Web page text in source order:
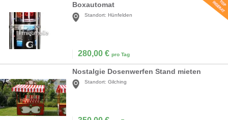
Boxautomat
Standort: Hünfelden
280,00 € pro Tag
Nostalgie Dosenwerfen Stand mieten
Standort: Gilching